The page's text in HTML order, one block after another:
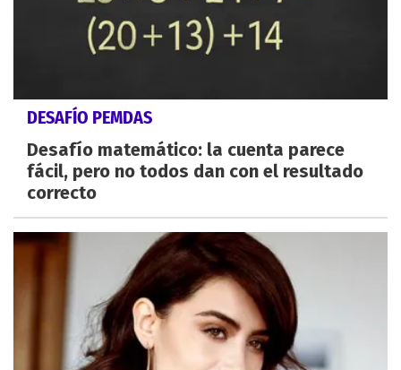
DESAFÍO PEMDAS
Desafío matemático: la cuenta parece
fácil, pero no todos dan con el resultado
correcto